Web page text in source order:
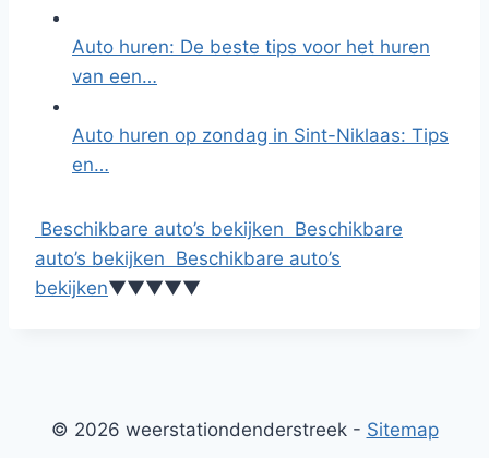
Auto huren: De beste tips voor het huren
van een…
Auto huren op zondag in Sint-Niklaas: Tips
en…
Beschikbare auto’s bekijken Beschikbare
auto’s bekijken Beschikbare auto’s
bekijken▼▼▼▼▼
© 2026 weerstationdenderstreek - Sitemap